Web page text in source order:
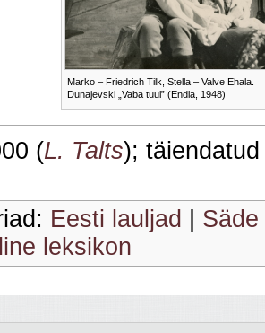
Marko – Friedrich Tilk, Stella – Valve Ehala.
Dunajevski „Vaba tuul” (Endla, 1948)
(L. Talts);
Eesti lauljad Säde
leksikon